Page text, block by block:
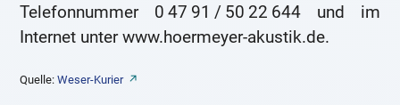
Telefonnummer 0 47 91 / 50 22 644 und im
Internet unter www.hoermeyer-akustik.de.
Quelle:Weser-Kurier